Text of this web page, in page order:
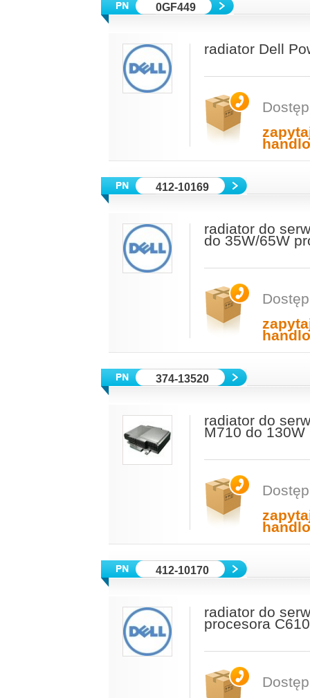
0GF449
radiator Dell
412-10169
radiator do
do 35W/65W
374-13520
radiator do
M710 do 130W
412-10170
radiator do
procesora